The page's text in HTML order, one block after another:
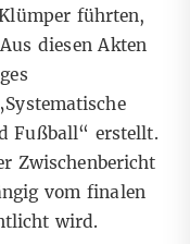
führten,
diesen Akten
Fußball“ erstellt.
Zwischenbericht
vom finalen
wird.